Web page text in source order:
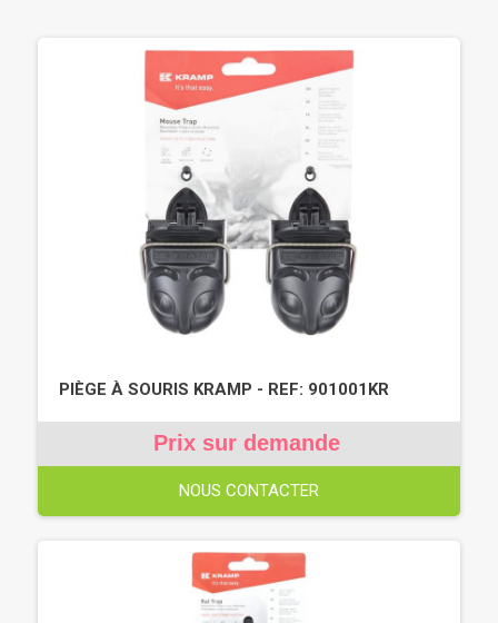
PIÈGE À SOURIS KRAMP - REF: 901001KR
Prix sur demande
NOUS CONTACTER